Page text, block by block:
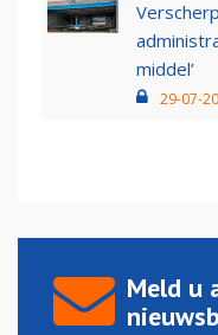
middel’
29-07-
Meld u